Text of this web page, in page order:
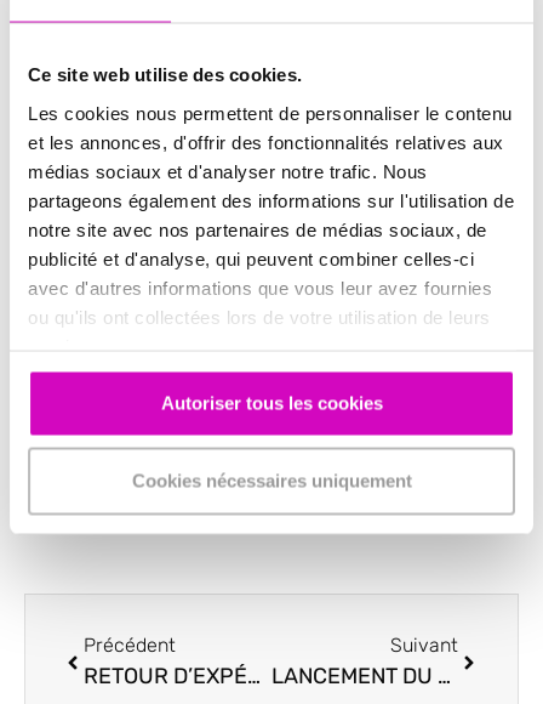
Ce site web utilise des cookies.
Les cookies nous permettent de personnaliser le contenu
et les annonces, d'offrir des fonctionnalités relatives aux
médias sociaux et d'analyser notre trafic. Nous
partageons également des informations sur l'utilisation de
notre site avec nos partenaires de médias sociaux, de
publicité et d'analyse, qui peuvent combiner celles-ci
avec d'autres informations que vous leur avez fournies
ou qu'ils ont collectées lors de votre utilisation de leurs
Autoriser tous les cookies
Cookies nécessaires uniquement
Partager cet article :
Facebook Twitter LinkedIn
Laisser un commentaire
Vous devezvous connecterpour publier un
commentaire.
Précédent
RETOUR D’EXPÉRIENCE DE LA FORMATION CONTINUE À L’ESSCA
Suivant
LANCEMENT DU PREMIER MODULE D’E-LEARNING DE QUOTEX